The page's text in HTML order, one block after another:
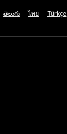
తెలుగు ไทย Türkçe